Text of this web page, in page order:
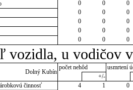
0 0
0
0 0
0
0 0
0
0 0
0
0 0 0
vozidla, u vodičov
Dolný Kubín
počet nehôd
usmrtení
+/-
činnosť
4 1
0